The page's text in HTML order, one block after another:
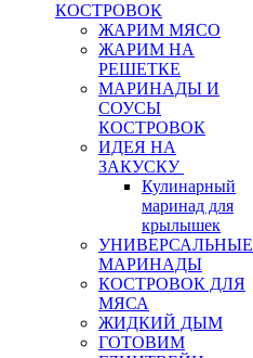
КОСТРОВОК
ЖАРИМ МЯСО
ЖАРИМ НА
РЕШЕТКЕ
МАРИНАДЫ И
СОУСЫ
КОСТРОВОК
ИДЕЯ НА
ЗАКУСКУ
Кулинарный
маринад для
крылышек
УНИВЕРСАЛЬНЫЕ
МАРИНАДЫ
КОСТРОВОК ДЛЯ
МЯСА
ЖИДКИЙ ДЫМ
ГОТОВИМ